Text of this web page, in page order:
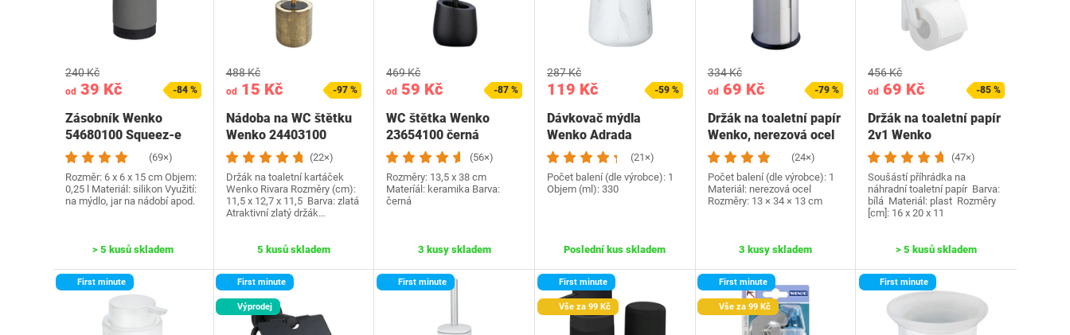
od 39 Kč
240 Kč
-84 %
Zásobník Wenko
54680100 Squeez-e
(69×)
Rozměr: 6 x 6 x 15 cm Objem:
0,25 l Materiál: silikon Využití:
na mýdlo, jar na nádobí apod.
> 5 kusů skladem
od15 Kč
488 Kč
-97 %
Nádoba na WC štětku
Wenko 24403100
(22×)
Držák na toaletní kartáček
Wenko Rivara Rozměry (cm):
11,5 x 12,7 x 11,5 Barva: zlatá
Atraktivní zlatý držák…
5 kusů skladem
od 59 Kč
469 Kč
-87 %
WC štětka Wenko
23654100 černá
(56×)
Rozměry: 13,5 x 38 cm
Materíál: keramika Barva:
černá
3 kusy skladem
119 Kč
287 Kč
-59 %
Dávkovač mýdla
Wenko Adrada
(21×)
Počet balení (dle výrobce): 1
Objem (ml): 330
Poslední kus skladem
od69 Kč
334 Kč
-79 %
Držák na toaletní papír
Wenko, nerezová ocel
(24×)
Počet balení (dle výrobce): 1
Materiál: nerezová ocel
Rozměry: 13 × 34 × 13 cm
3 kusy skladem
od 69 Kč
456 Kč
-85 %
Držák na toaletní papír
2v1 Wenko
(47×)
Soušástí příhrádka na
náhradní toaletní papír Barva:
bílá Materiál: plast Rozměry
[cm]: 16 x 20 x 11
> 5 kusů skladem
First minute First minute
Výprodej
First minute First minute
Vše za 99 Kč
First minute
Vše za 99 Kč
First minute